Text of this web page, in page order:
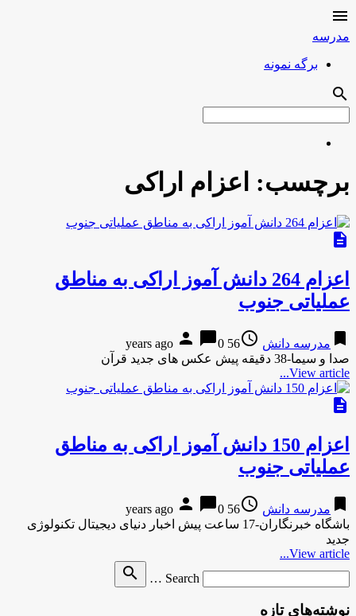

مدرسه
برگه نمونه
search
برچسب: اعزام اراکی
description
اعزام 264 دانش آموز اراکی به مناطق
عملیاتی جنوب
bookmark مدرسه دانش access_time
56 years ago
person chat_bubble0
صدا و سیما-38 دقیقه پیش عکس های جدید قرآن
View article...
description
اعزام 150 دانش آموز اراکی به مناطق
عملیاتی جنوب
bookmark مدرسه دانش access_time
56 years ago
person chat_bubble0
باشگاه خبرنگاران-17 ساعت پیش اخبار دنیای دیجیتال تکنولوژی
جدید
View article...
Search …
search
نوشته‌های تازه